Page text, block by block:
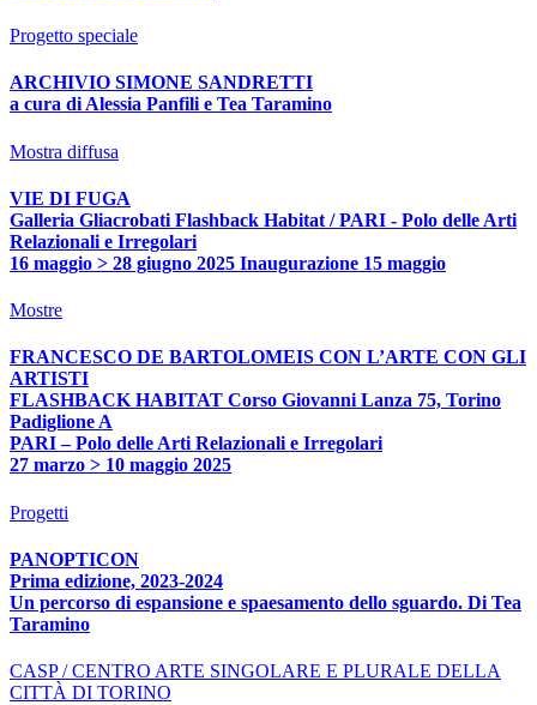
Progetto speciale
ARCHIVIO SIMONE SANDRETTI
a cura di Alessia Panfili e Tea Taramino
Mostra diffusa
VIE DI FUGA
Galleria Gliacrobati Flashback Habitat / PARI - Polo delle Arti
Relazionali e Irregolari
16 maggio > 28 giugno 2025 Inaugurazione 15 maggio
Mostre
FRANCESCO DE BARTOLOMEIS CON L’ARTE CON GLI
ARTISTI
FLASHBACK HABITAT Corso Giovanni Lanza 75, Torino
Padiglione A
PARI – Polo delle Arti Relazionali e Irregolari
27 marzo > 10 maggio 2025
Progetti
PANOPTICON
Prima edizione, 2023-2024
Un percorso di espansione e spaesamento dello sguardo. Di Tea
Taramino
CASP / CENTRO ARTE SINGOLARE E PLURALE DELLA
CITTÀ DI TORINO